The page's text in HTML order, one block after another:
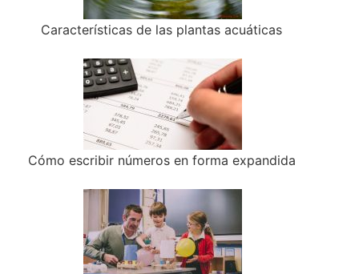
Características de las plantas acuáticas
Cómo escribir números en forma expandida